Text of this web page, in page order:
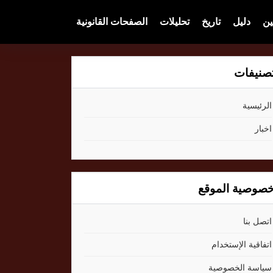
دليل تاريخ تحليلات الصفحات القانونية
الرئيسية
اخبار
الموقع
اتصل بنا
اتفاقية الإستخدام
سياسة الخصوصية